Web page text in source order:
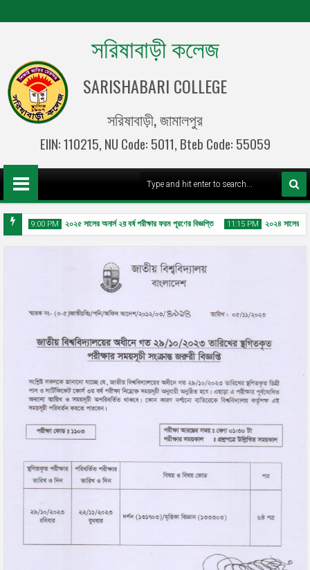
সরিষাবাড়ী কলেজ
SARISHABARI COLLEGE
সরিষাবাড়ী, জামালপুর
EIIN: 110215, NU Code: 5011, Bteb Code: 55059
9:00 PM
04 Jul
২০২৫ সালের অনার্স ২য় বর্ষ পরীক্ষার ফরম পূরণের বিজ্ঞপ্তি 11:15 PM
18 May
২০২৪ সালের